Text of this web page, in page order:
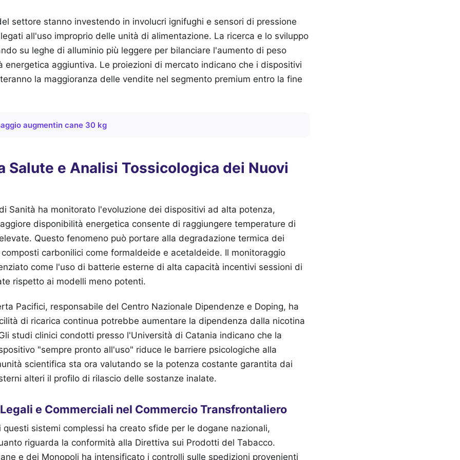
settore stanno investendo in involucri ignifughi e sensori di pressione
all'uso improprio delle unità di alimentazione. La ricerca e lo sviluppo
su leghe di alluminio più leggere per bilanciare l'aumento di peso
energetica aggiuntiva. Le proiezioni di mercato indicano che i dispositivi
la maggioranza delle vendite nel segmento premium entro la fine
augmentin cane 30 kg
Salute e Analisi Tossicologica dei Nuovi
Sanità ha monitorato l'evoluzione dei dispositivi ad alta potenza,
disponibilità energetica consente di raggiungere temperature di
Questo fenomeno può portare alla degradazione termica dei
carbonilici come formaldeide e acetaldeide. Il monitoraggio
come l'uso di batterie esterne di alta capacità incentivi sessioni di
rispetto ai modelli meno potenti.
Pacifici, responsabile del Centro Nazionale Dipendenze e Doping, ha
di ricarica continua potrebbe aumentare la dipendenza dalla nicotina
studi clinici condotti presso l'Università di Catania indicano che la
"sempre pronto all'uso" riduce le barriere psicologiche alla
scientifica sta ora valutando se la potenza costante garantita dai
alteri il profilo di rilascio delle sostanze inalate.
e Commerciali nel Commercio Transfrontaliero
sistemi complessi ha creato sfide per le dogane nazionali,
riguarda la conformità alla Direttiva sui Prodotti del Tabacco.
e dei Monopoli ha intensificato i controlli sulle spedizioni provenienti